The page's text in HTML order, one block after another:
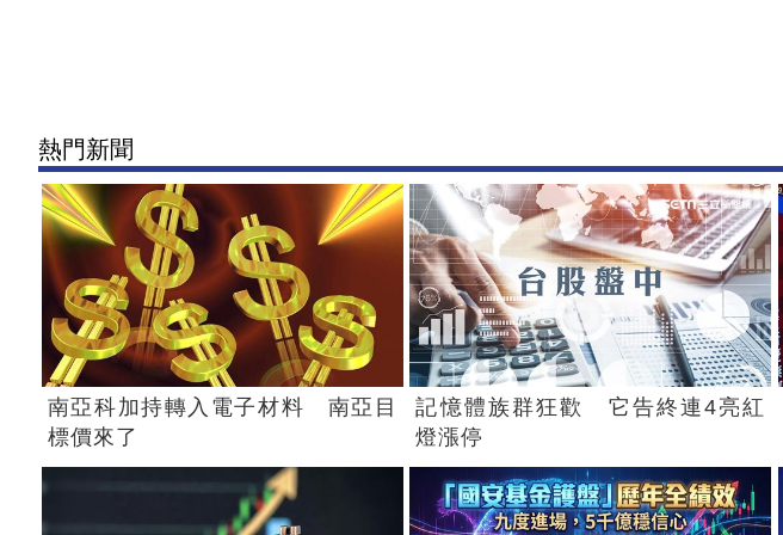
熱門新聞
南亞科加持轉入電子材料 南亞目
標價來了
記憶體族群狂歡 它告終連4亮紅
燈漲停